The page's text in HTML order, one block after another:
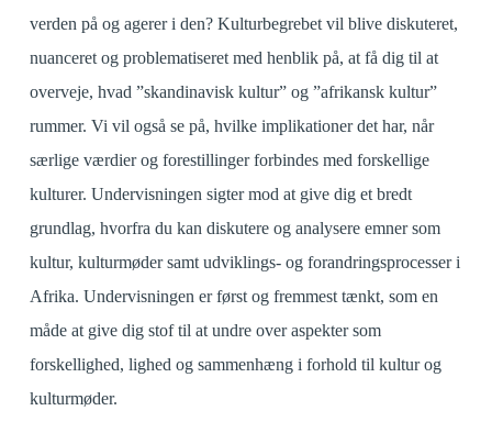
verden på og agerer i den? Kulturbegrebet vil blive diskuteret,
nuanceret og problematiseret med henblik på, at få dig til at
overveje, hvad ”skandinavisk kultur” og ”afrikansk kultur”
rummer. Vi vil også se på, hvilke implikationer det har, når
særlige værdier og forestillinger forbindes med forskellige
kulturer. Undervisningen sigter mod at give dig et bredt
grundlag, hvorfra du kan diskutere og analysere emner som
kultur, kulturmøder samt udviklings- og forandringsprocesser i
Afrika. Undervisningen er først og fremmest tænkt, som en
måde at give dig stof til at undre over aspekter som
forskellighed, lighed og sammenhæng i forhold til kultur og
kulturmøder.